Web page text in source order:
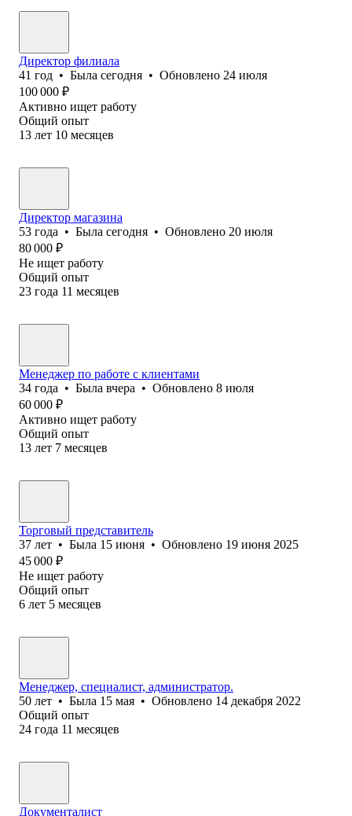
Директор филиала
41 год • Была сегодня • Обновлено 24 июля
100 000 ₽
Активно ищет работу
Общий опыт
13 лет 10 месяцев
Директор магазина
53 года • Была сегодня • Обновлено 20 июля
80 000 ₽
Не ищет работу
Общий опыт
23 года 11 месяцев
Менеджер по работе с клиентами
34 года • Была вчера • Обновлено 8 июля
60 000 ₽
Активно ищет работу
Общий опыт
13 лет 7 месяцев
Торговый представитель
37 лет • Была 15 июня • Обновлено 19 июня 2025
45 000 ₽
Не ищет работу
Общий опыт
6 лет 5 месяцев
Менеджер, специалист, администратор.
50 лет • Была 15 мая • Обновлено 14 декабря 2022
Общий опыт
24 года 11 месяцев
Документалист